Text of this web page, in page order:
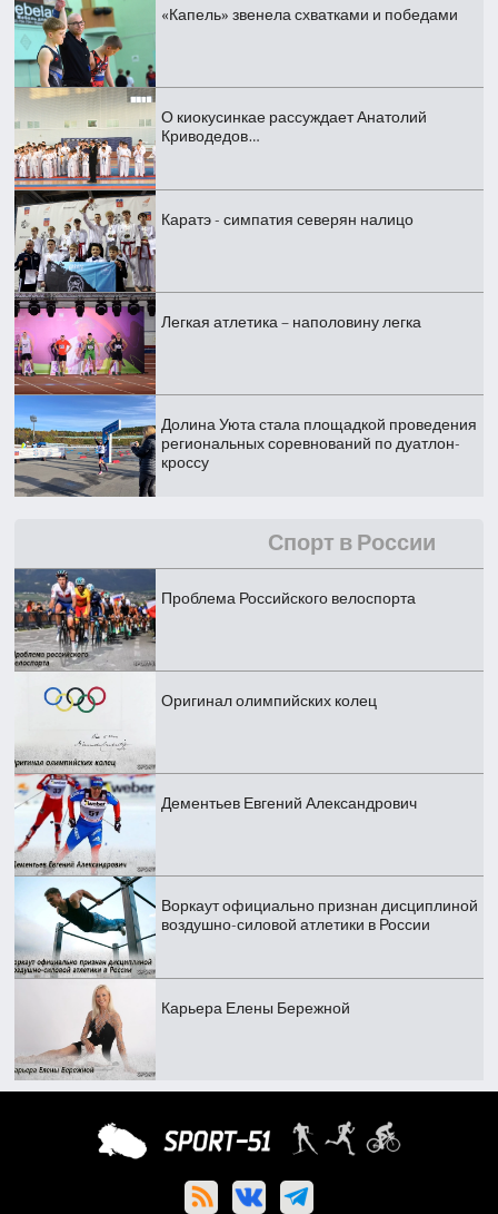
«Капель» звенела схватками и победами
О киокусинкае рассуждает Анатолий
Криводедов…
Каратэ - симпатия северян налицо
Легкая атлетика – наполовину легка
Долина Уюта стала площадкой проведения
региональных соревнований по дуатлон-
кроссу
Спорт в России
Проблема Российского велоспорта
Оригинал олимпийских колец
Дементьев Евгений Александрович
Воркаут официально признан дисциплиной
воздушно-силовой атлетики в России
Карьера Елены Бережной